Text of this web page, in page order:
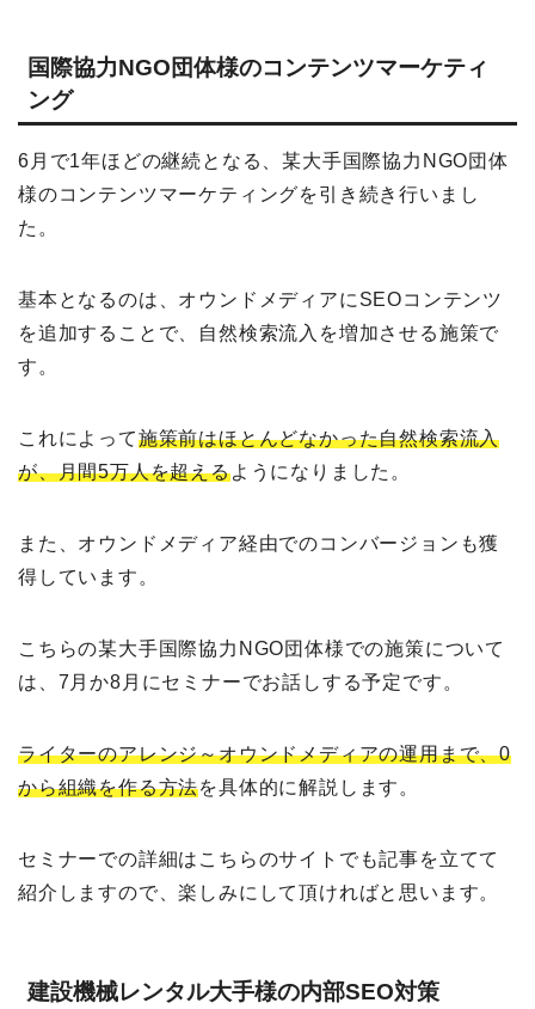
国際協力NGO団体様のコンテンツマーケティ
ング
6月で1年ほどの継続となる、某大手国際協力NGO団体
様のコンテンツマーケティングを引き続き行いまし
た。
基本となるのは、オウンドメディアにSEOコンテンツ
を追加することで、自然検索流入を増加させる施策で
す。
これによって施策前はほとんどなかった自然検索流入
が、月間5万人を超えるようになりました。
また、オウンドメディア経由でのコンバージョンも獲
得しています。
こちらの某大手国際協力NGO団体様での施策について
は、7月か8月にセミナーでお話しする予定です。
ライターのアレンジ～オウンドメディアの運用まで、0
から組織を作る方法を具体的に解説します。
セミナーでの詳細はこちらのサイトでも記事を立てて
紹介しますので、楽しみにして頂ければと思います。
建設機械レンタル大手様の内部SEO対策